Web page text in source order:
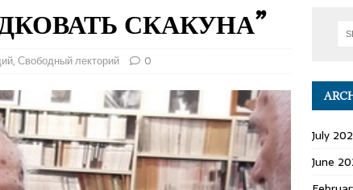
СКАКУНА”
,Свободный лекторий 0
July
June